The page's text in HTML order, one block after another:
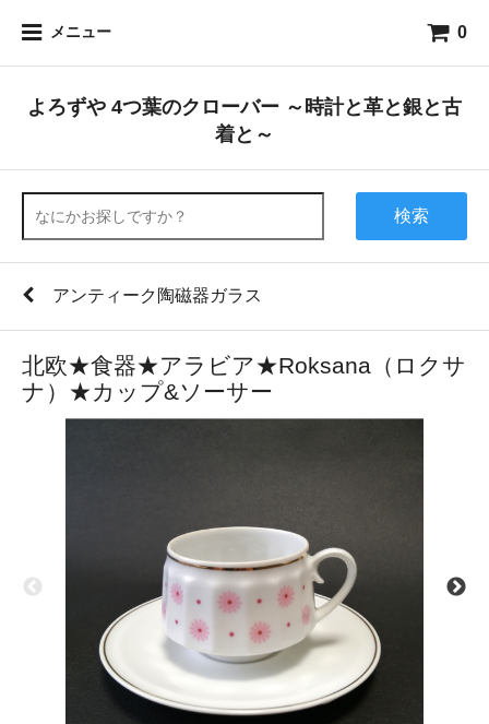
メニュー 0
よろずや 4つ葉のクローバー ～時計と革と銀と古
着と～
検索
アンティーク陶磁器ガラス
北欧★食器★アラビア★Roksana（ロクサ
ナ）★カップ&ソーサー